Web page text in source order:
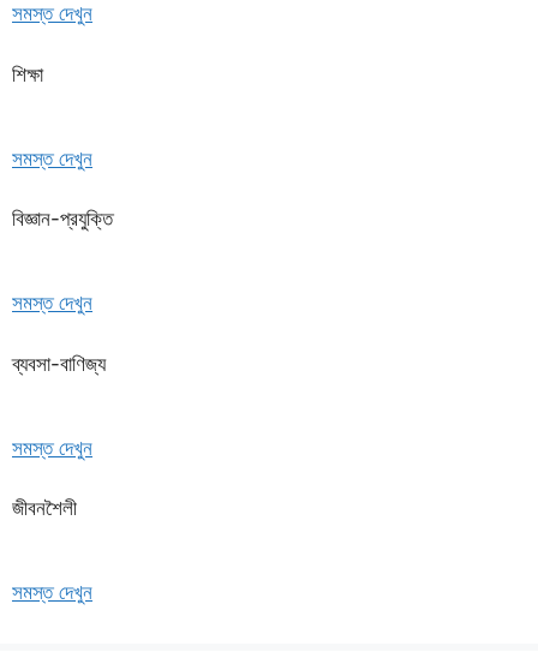
সমস্ত দেখুন
শিক্ষা
সমস্ত দেখুন
বিজ্ঞান-প্রযুক্তি
সমস্ত দেখুন
ব্যবসা-বাণিজ্য
সমস্ত দেখুন
জীবনশৈলী
সমস্ত দেখুন